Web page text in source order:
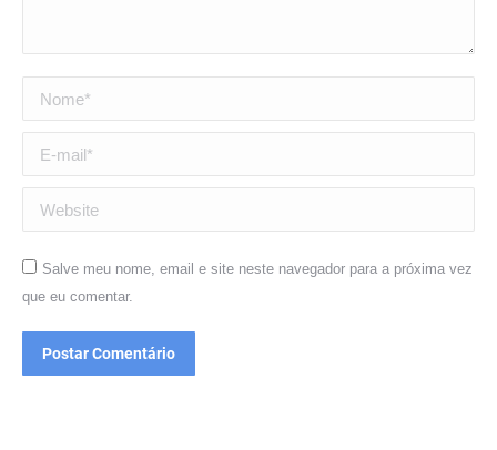
Nome *
E-mail *
Website
Salve meu nome, email e site neste navegador para a próxima vez
que eu comentar.
Postar Comentário